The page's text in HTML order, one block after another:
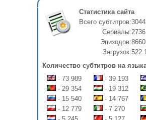
Статистика сайта
Всего субтитров:
Сериалы:2736
Эпизодов:
Загрузок:522
Количество субтитров на
- 73 989
- 39 193
- 29 354
- 19 312
- 15 540
- 14 767
- 12 779
- 7 270